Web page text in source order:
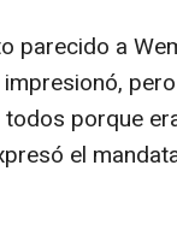
parecido a
porque
el